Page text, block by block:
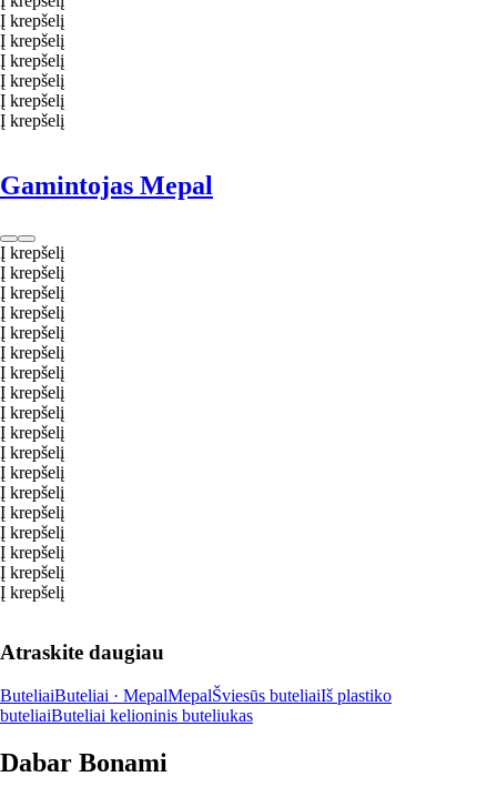
Į krepšelį
Į krepšelį
Į krepšelį
Į krepšelį
Į krepšelį
Į krepšelį
Gamintojas Mepal
Į krepšelį
Į krepšelį
Į krepšelį
Į krepšelį
Į krepšelį
Į krepšelį
Į krepšelį
Į krepšelį
Į krepšelį
Į krepšelį
Į krepšelį
Į krepšelį
Į krepšelį
Į krepšelį
Į krepšelį
Į krepšelį
Į krepšelį
Į krepšelį
Atraskite daugiau
ButeliaiButeliai · MepalMepalŠviesūs buteliaiIš plastiko
buteliaiButeliai kelioninis buteliukas
Dabar Bonami